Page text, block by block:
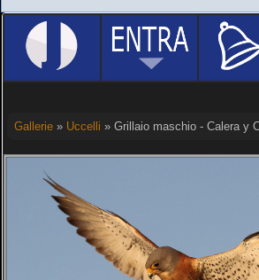
Gallerie» Uccelli » Grillaio maschio - Calera y